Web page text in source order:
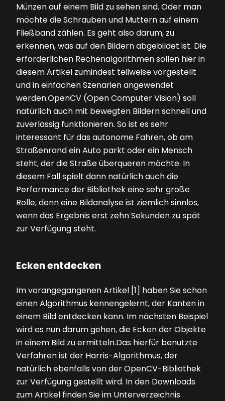
Münzen auf einem Bild zu sehen sind. Oder man
möchte die Schrauben und Muttern auf einem
Fließband zählen. Es geht also darum, zu
erkennen, was auf den Bildern abgebildet ist. Die
erforderlichen Rechenalgorithmen sollen hier in
diesem Artikel zumindest teilweise vorgestellt
und in einfachen Szenarien angewendet
werden.OpenCV (Open Computer Vision) soll
natürlich auch mit bewegten Bildern schnell und
zuverlässig funktionieren. So ist es sehr
interessant für das autonome Fahren, ob am
Straßenrand ein Auto parkt oder ein Mensch
steht, der die Straße überqueren möchte. In
diesem Fall spielt dann natürlich auch die
Performance der Bibliothek eine sehr große
Rolle, denn eine Bildanalyse ist ziemlich sinnlos,
wenn das Ergebnis erst zehn Sekunden zu spät
zur Verfügung steht.
Ecken entdecken
Im vorangegangenen Artikel [1] haben Sie schon
einen Algorithmus kennengelernt, der Kanten in
einem Bild entdecken kann. Im nächsten Beispiel
wird es nun darum gehen, die Ecken der Objekte
in einem Bild zu ermitteln.Das hierfür benutzte
Verfahren ist der Harris-Algorithmus, der
natürlich ebenfalls von der OpenCV-Bibliothek
zur Verfügung gestellt wird. In den Downloads
zum Artikel finden Sie im Unterverzeichnis